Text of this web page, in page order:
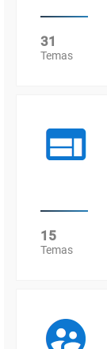
31
Temas
15
Temas